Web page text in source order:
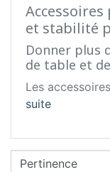
et stabilité
Donner plus
de table et
Les
suite